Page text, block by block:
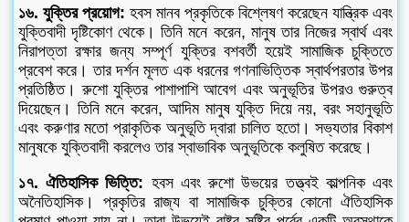
১৬. যুক্তির প্রয়োগ: হবস মানব প্রকৃতিকে বিশ্লেষণ করেছেন যান্ত্রিক এবং
যুক্তিবাদী দৃষ্টিকোণ থেকে। তিনি মনে করেন, মানুষ তার নিজের স্বার্থ এবং
নিরাপত্তা রক্ষার জন্য সম্পূর্ণ যুক্তির বশবর্তী হয়েই সামাজিক চুক্তিতে
প্রবেশ করে। তার দর্শন মূলত এক ধরনের গণনাভিত্তিক স্বার্থপরতার উপর
প্রতিষ্ঠিত। রুশো যুক্তির পাশাপাশি আবেগ এবং অনুভূতির উপরও গুরুত্ব
দিয়েছেন। তিনি মনে করেন, আদিম মানুষ যুক্তি দিয়ে নয়, বরং সহানুভূতি
এবং করুণার মতো প্রাকৃতিক অনুভূতি দ্বারা চালিত হতো। সভ্যতার বিকাশ
মানুষকে যুক্তিবাদী করলেও তার স্বাভাবিক অনুভূতিকে কলুষিত করেছে।
১৭. ঐতিহাসিক ভিত্তি: হবস এবং রুশো উভয়ের তত্ত্বই কাল্পনিক এবং
অনৈতিহাসিক। প্রকৃতির রাজ্য বা সামাজিক চুক্তির কোনো ঐতিহাসিক